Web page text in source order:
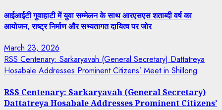
आईआईटी गुवाहाटी में युवा सम्मेलन के साथ आरएसएस शताब्दी वर्ष का
आयोजन, राष्ट्र निर्माण और सभ्यतागत दायित्व पर जोर
March 23, 2026
RSS Centenary: Sarkaryavah (General Secretary) Dattatreya
Hosabale Addresses Prominent Citizens’ Meet in Shillong
RSS Centenary: Sarkaryavah (General Secretary)
Dattatreya Hosabale Addresses Prominent Citizens’